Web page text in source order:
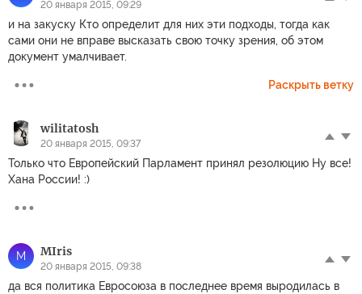
20 января 2015, 09:29
и на закуску Кто определит для них эти подходы, тогда как
сами они не вправе высказать свою точку зрения, об этом
документ умалчивает.
Раскрыть ветку
wilitatosh
20 января 2015, 09:37
Только что Европейский Парламент принял резолюцию Ну все!
Хана России! :)
M MIris
20 января 2015, 09:38
да вся политика Евросоюза в последнее время выродилась в